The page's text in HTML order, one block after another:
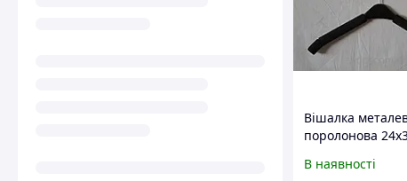
Вішалка
поролонова
В наявності